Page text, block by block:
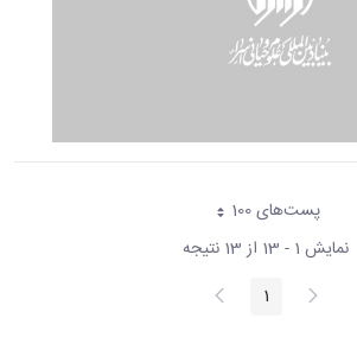
پست‌‌های 100هر صفحه
نمایش 1 - 13 از 13 نتیجه
پیغام
قبلی صفحه1 صفحه
بعد